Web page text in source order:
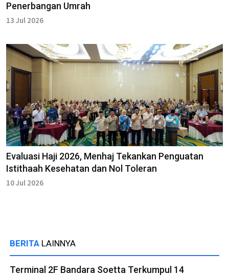
Penerbangan Umrah
13 Jul 2026
Evaluasi Haji 2026, Menhaj Tekankan Penguatan
Istithaah Kesehatan dan Nol Toleran
10 Jul 2026
BERITA LAINNYA
Terminal 2F Bandara Soetta Terkumpul 14